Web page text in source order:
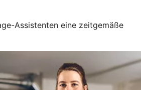
Assistenten eine zeitgemäße